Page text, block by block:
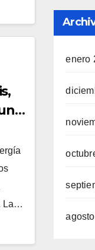
La…
enero